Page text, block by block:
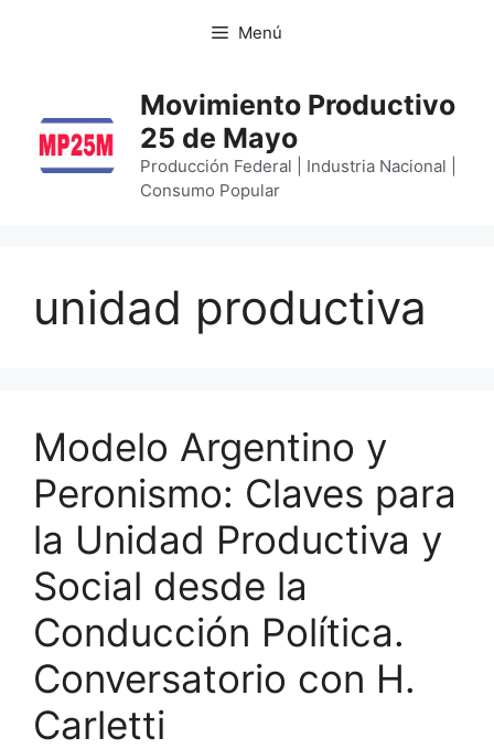
Menú
Movimiento Productivo
25 de Mayo
Producción Federal | Industria Nacional |
Consumo Popular
unidad productiva
Modelo Argentino y
Peronismo: Claves para
la Unidad Productiva y
Social desde la
Conducción Política.
Conversatorio con H.
Carletti